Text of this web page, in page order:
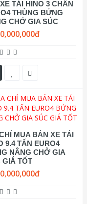
TẢI HINO 3 CHÂN
THÙNG BỬNG
CHỞ GIA SÚC
MUA BÁN XE TẢI
9.4 TẤN EURO4
NÂNG CHỞ GIA
GIÁ TỐT